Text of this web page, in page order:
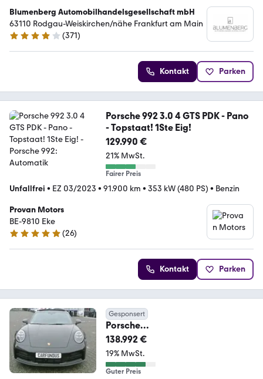
Blumenberg Automobilhandelsgesellschaft mbH
63110 Rodgau-Weiskirchen/nähe Frankfurt am Main
4.2 Sterne
(371)
Kontakt Parken
Porsche 992 3.0 4 GTS PDK - Pano
- Topstaat! 1Ste Eig!
129.990 €
21% MwSt.
Fairer Preis
Unfallfrei • EZ 03/2023 • 91.900 km • 353 kW (480 PS) • Benzin
Provan Motors
BE-9810 Eke
5 Sterne
(26)
Kontakt Parken
Gesponsert
Porsche
992,schw/schw,abgas,bose,21",gl
asd,14 wege,sofor
138.992 €
19% MwSt.
Guter Preis